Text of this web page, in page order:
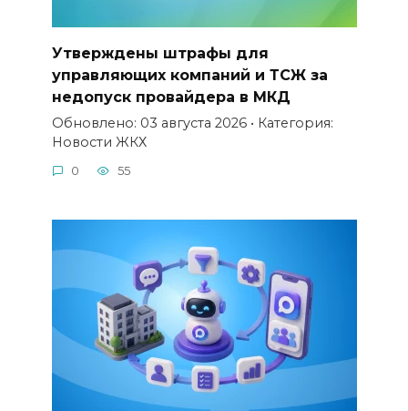
Утверждены штрафы для
управляющих компаний и ТСЖ за
недопуск провайдера в МКД
Обновлено: 03 августа 2026 • Категория:
Новости ЖКХ
0 55